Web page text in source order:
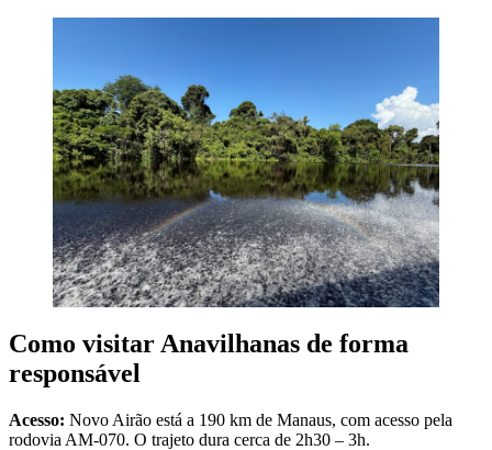
Como visitar Anavilhanas de forma
responsável
Acesso: Novo Airão está a 190 km de Manaus, com acesso pela
rodovia AM-070. O trajeto dura cerca de 2h30 – 3h.